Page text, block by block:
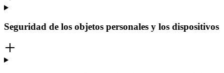
Seguridad de los objetos personales y los dispositivos